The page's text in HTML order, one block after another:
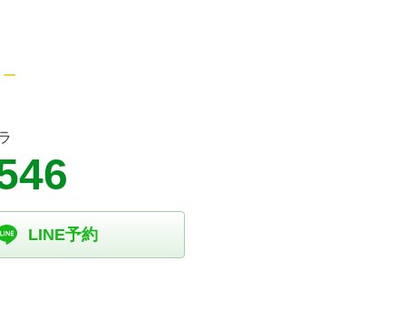
LINE予約